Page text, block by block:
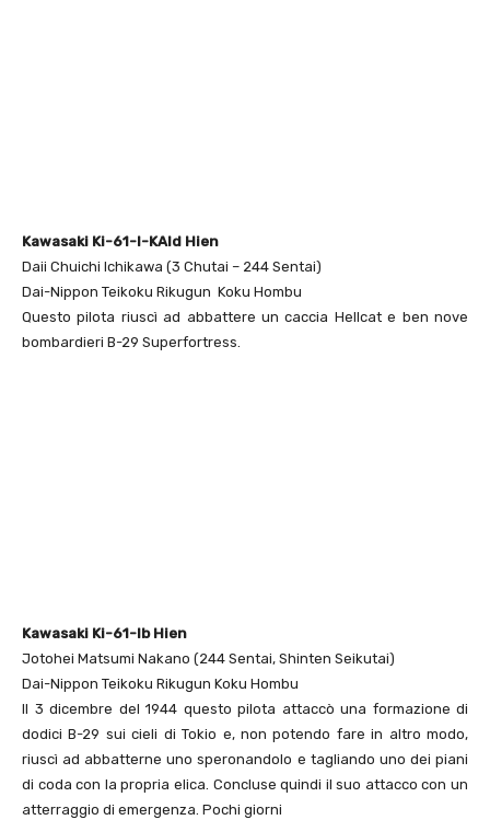
Kawasaki Ki-61-I-KAId Hien
Daii Chuichi Ichikawa (3 Chutai – 244 Sentai)
Dai-Nippon Teikoku Rikugun Koku Hombu
Questo pilota riuscì ad abbattere un caccia Hellcat e ben nove
bombardieri B-29 Superfortress.
Kawasaki Ki-61-Ib Hien
Jotohei Matsumi Nakano (244 Sentai, Shinten Seikutai)
Dai-Nippon Teikoku Rikugun Koku Hombu
Il 3 dicembre del 1944 questo pilota attaccò una formazione di
dodici B-29 sui cieli di Tokio e, non potendo fare in altro modo,
riuscì ad abbatterne uno speronandolo e tagliando uno dei piani
di coda con la propria elica. Concluse quindi il suo attacco con un
atterraggio di emergenza. Pochi giorni